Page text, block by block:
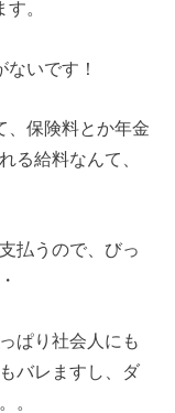
。
いです！
、保険料とか年金
る給料なんて、
払うので、びっ
ぱり社会人にも
バレますし、ダ
。